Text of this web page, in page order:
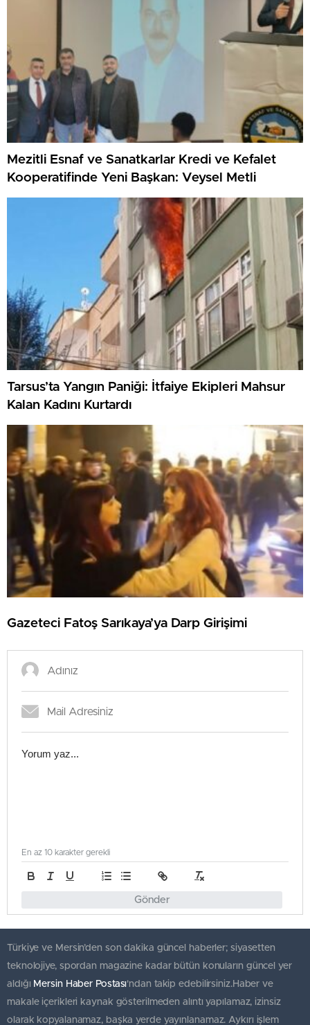
Mezitli Esnaf ve Sanatkarlar Kredi ve Kefalet
Kooperatifinde Yeni Başkan: Veysel Metli
Tarsus’ta Yangın Paniği: İtfaiye Ekipleri Mahsur
Kalan Kadını Kurtardı
Gazeteci Fatoş Sarıkaya’ya Darp Girişimi
Gönder
En az 10 karakter gerekli
Türkiye ve Mersin’den son dakika güncel haberler; siyasetten
teknolojiye, spordan magazine kadar bütün konuların güncel yer
aldığı Mersin Haber Postası'ndan takip edebilirsiniz.Haber ve
makale içerikleri kaynak gösterilmeden alıntı yapılamaz, izinsiz
olarak kopyalanamaz, başka yerde yayınlanamaz. Aykırı işlem